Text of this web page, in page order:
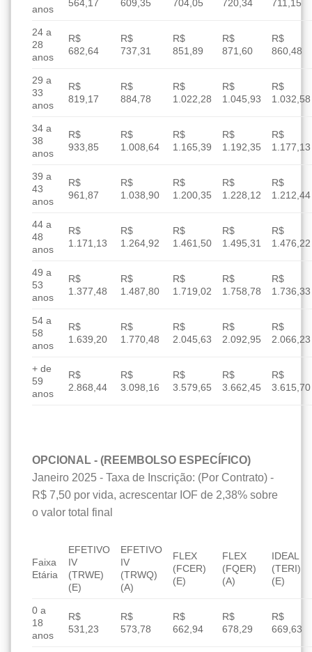
anos
564,17 609,35 704,05 720,34 711,15
24 a
28
anos
R$
682,64
R$
737,31
R$
851,89
R$
871,60
R$
860,48
29 a
33
anos
R$
819,17
R$
884,78
R$
1.022,28
R$
1.045,93
R$
1.032,58
34 a
38
anos
R$
933,85
R$
1.008,64
R$
1.165,39
R$
1.192,35
R$
1.177,13
39 a
43
anos
R$
961,87
R$
1.038,90
R$
1.200,35
R$
1.228,12
R$
1.212,44
44 a
48
anos
R$
1.171,13
R$
1.264,92
R$
1.461,50
R$
1.495,31
R$
1.476,22
49 a
53
anos
R$
1.377,48
R$
1.487,80
R$
1.719,02
R$
1.758,78
R$
1.736,33
54 a
58
anos
R$
1.639,20
R$
1.770,48
R$
2.045,63
R$
2.092,95
R$
2.066,23
+ de
59
anos
R$
2.868,44
R$
3.098,16
R$
3.579,65
R$
3.662,45
R$
3.615,70
OPCIONAL - (REEMBOLSO ESPECÍFICO)
Janeiro 2025 - Taxa de Inscrição: (Por Contrato) -
R$ 7,50 por vida, acrescentar IOF de 2,38% sobre
o valor total final
Faixa
Etária
EFETIVO
IV
(TRWE)
(E)
EFETIVO
IV
(TRWQ)
(A)
FLEX
(FCER)
(E)
FLEX
(FQER)
(A)
IDEAL
(TERI)
(E)
0 a
18
anos
R$
531,23
R$
573,78
R$
662,94
R$
678,29
R$
669,63